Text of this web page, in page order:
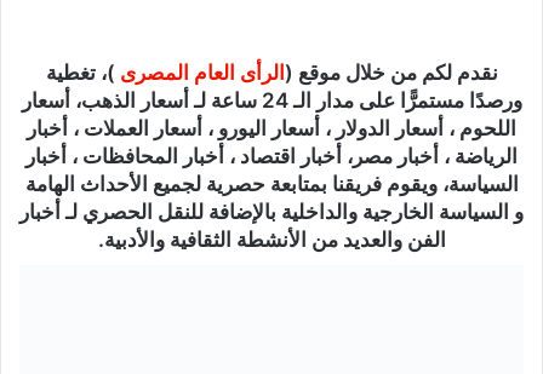
نقدم لكم من خلال موقع ( الرأى العام المصرى )، تغطية
ورصدًا مستمرًّا على مدار الـ 24 ساعة لـ أسعار الذهب، أسعار
اللحوم ، أسعار الدولار ، أسعار اليورو ، أسعار العملات ، أخبار
الرياضة ، أخبار مصر، أخبار اقتصاد ، أخبار المحافظات ، أخبار
السياسة، ويقوم فريقنا بمتابعة حصرية لجميع الأحداث الهامة
و السياسة الخارجية والداخلية بالإضافة للنقل الحصري لـ أخبار
الفن والعديد من الأنشطة الثقافية والأدبية.